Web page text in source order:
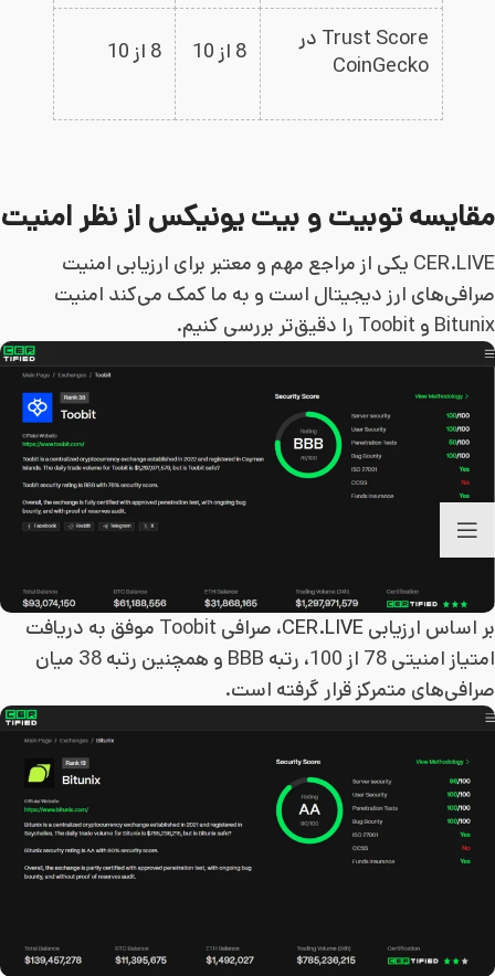
Trust Score در
CoinGecko
8 از 10 8 از 10
مقایسه توبیت و بیت یونیکس از نظر امنیت
CER.LIVE یکی از مراجع مهم و معتبر برای ارزیابی امنیت
صرافی‌های ارز دیجیتال است و به ما کمک می‌کند امنیت
Bitunix و Toobit را دقیق‌تر بررسی کنیم.
بر اساس ارزیابیCER.LIVE
، صرافی Toobit موفق به دریافت
امتیاز امنیتی 78 از 100، رتبه BBB و همچنین رتبه 38 میان
صرافی‌های متمرکز قرار گرفته است.